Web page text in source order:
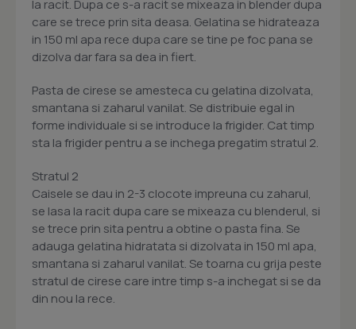
la racit. Dupa ce s-a racit se mixeaza in blender dupa
care se trece prin sita deasa. Gelatina se hidrateaza
in 150 ml apa rece dupa care se tine pe foc pana se
dizolva dar fara sa dea in fiert.
Pasta de cirese se amesteca cu gelatina dizolvata,
smantana si zaharul vanilat. Se distribuie egal in
forme individuale si se introduce la frigider. Cat timp
sta la frigider pentru a se inchega pregatim stratul 2.
Stratul 2
Caisele se dau in 2-3 clocote impreuna cu zaharul,
se lasa la racit dupa care se mixeaza cu blenderul, si
se trece prin sita pentru a obtine o pasta fina. Se
adauga gelatina hidratata si dizolvata in 150 ml apa,
smantana si zaharul vanilat. Se toarna cu grija peste
stratul de cirese care intre timp s-a inchegat si se da
din nou la rece.